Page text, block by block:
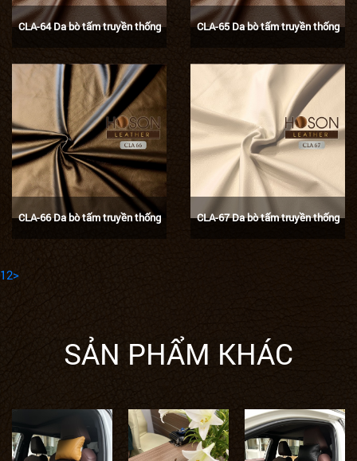
CLA-64 Da bò tấm truyền thống CLA-65 Da bò tấm truyền thống
CLA-66 Da bò tấm truyền thống CLA-67 Da bò tấm truyền thống
12>
SẢN PHẨM KHÁC